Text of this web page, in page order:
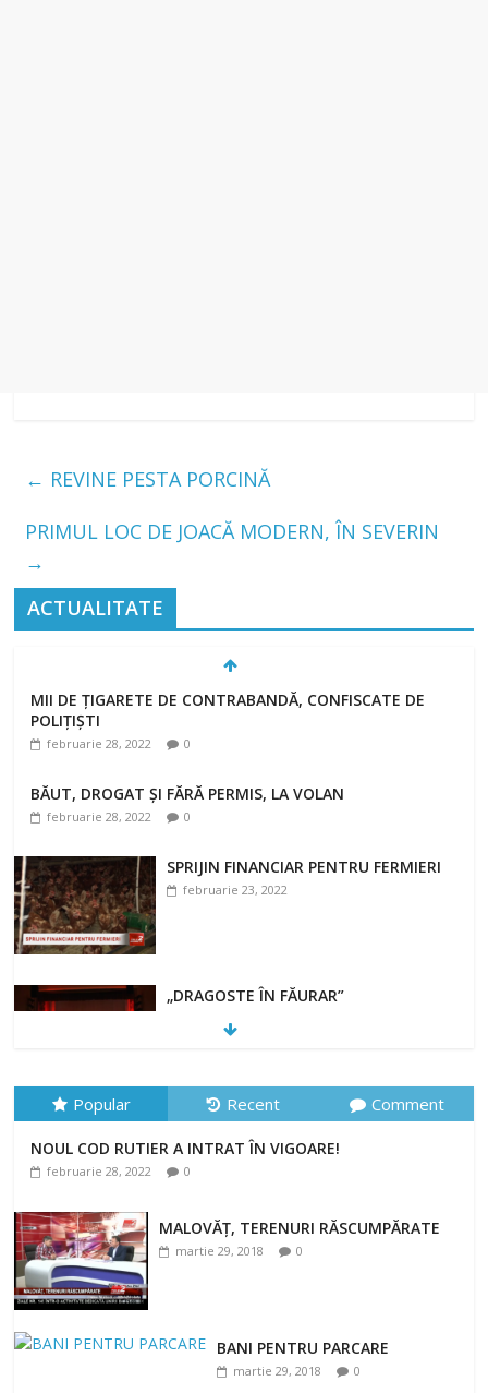
← REVINE PESTA PORCINĂ
PRIMUL LOC DE JOACĂ MODERN, ÎN SEVERIN
→
ACTUALITATE
MII DE ȚIGARETE DE CONTRABANDĂ, CONFISCATE DE
POLIȚIȘTI
februarie 28, 2022 0
BĂUT, DROGAT ȘI FĂRĂ PERMIS, LA VOLAN
februarie 28, 2022 0
SPRIJIN FINANCIAR PENTRU FERMIERI
februarie 23, 2022
„DRAGOSTE ÎN FĂURAR”
NOUL COD RUTIER A INTRAT ÎN VIGOARE!
februarie 28, 2022 0
Popular Recent Comment
NOUL COD RUTIER A INTRAT ÎN VIGOARE!
februarie 28, 2022 0
MALOVĂȚ, TERENURI RĂSCUMPĂRATE
martie 29, 2018 0
BANI PENTRU PARCARE
martie 29, 2018 0